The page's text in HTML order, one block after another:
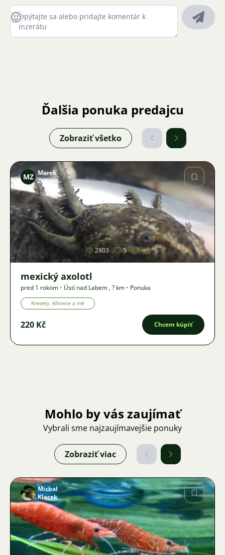
Ďalšia ponuka predajcu
Zobraziť všetko
Obrázok
MZ Marek
Zeman
2803 5
mexický axolotl
pred 1 rokom • Ústí nad Labem ,? km • Ponuka
Krevety, kôrovce a iné
220 Kč Chcem kúpiť
Mohlo by vás zaujímať
Vybrali sme najzaujímavejšie ponuky
Zobraziť viac
Obrázok
Michal
Klacek